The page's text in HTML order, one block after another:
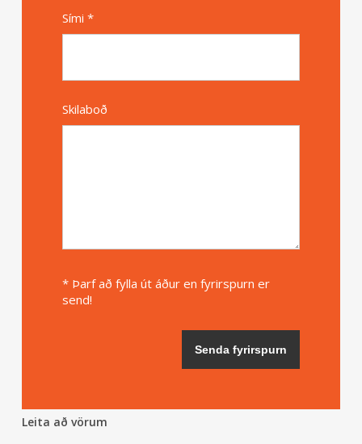
Sími *
Skilaboð
* Þarf að fylla út áður en fyrirspurn er
send!
Leita að vörum